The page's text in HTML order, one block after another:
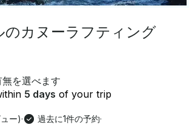
のカヌーラフティング
を選べます
5 days of your trip
ー)· 過去に1件の予約·